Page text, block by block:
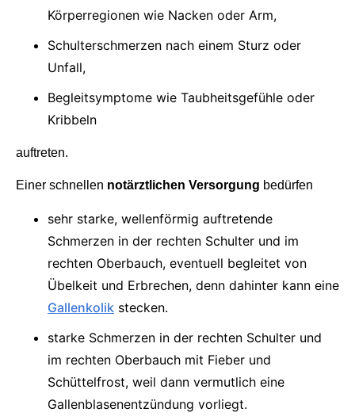
Körperregionen wie Nacken oder Arm,
Schulterschmerzen nach einem Sturz oder
Unfall,
Begleitsymptome wie Taubheitsgefühle oder
Kribbeln
auftreten.
Einer schnellen notärztlichen Versorgung bedürfen
sehr starke, wellenförmig auftretende
Schmerzen in der rechten Schulter und im
rechten Oberbauch, eventuell begleitet von
Übelkeit und Erbrechen, denn dahinter kann eine
Gallenkolik stecken.
starke Schmerzen in der rechten Schulter und
im rechten Oberbauch mit Fieber und
Schüttelfrost, weil dann vermutlich eine
Gallenblasenentzündung vorliegt.